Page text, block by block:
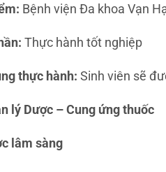
Bệnh viện Đa khoa Vạn
Thực hành tốt nghiệp
thực hành: Sinh viên sẽ
lý Dược – Cung ứng thuốc
lâm sàng